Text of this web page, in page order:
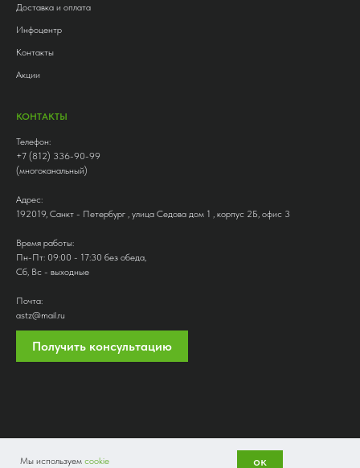
Мы используем cookie ок
Доставка и оплата
Инфоцентр
Контакты
Акции
КОНТАКТЫ
Телефон:
+7 (812) 336-90-99
(многоканальный)
Адрес:
192019, Санкт - Петербург , улица Седова дом 1 , корпус 2Б, офис 3
Время работы:
Пн-Пт: 09:00 - 17:30 без обеда,
Сб, Вс - выходные
Почта:
astz@mail.ru
Получить консультацию